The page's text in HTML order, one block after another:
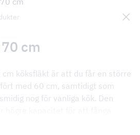
cm
cm köksfläkt är att du får en större
med 60 cm, samtidigt som
nog för vanliga kök. Den